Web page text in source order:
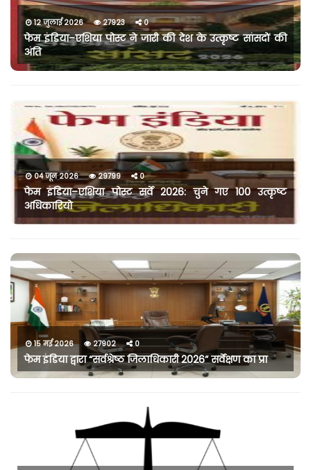
12 जुलाई 2026 27923 0
फेम इंडिया–एशिया पोस्ट ने जारी की देश के उत्कृष्ट सांसदों की
अंति
04 जून 2026 29799 0
फेम इंडिया–एशिया पोस्ट सर्वे 2026: चुने गए 100 उत्कृष्ट
अधिकारियो
15 मई 2026 27902 0
फेम इंडिया द्वारा “सर्वश्रेष्ठ जिलाधिकारी 2026” सर्वेक्षण का प्रा